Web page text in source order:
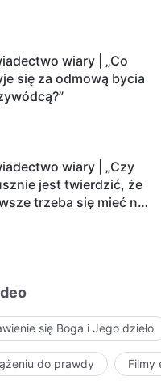
wiary | „Co
się za odmową bycia
wiary | „Czy
jest twierdzić, że
trzeba się mieć na
się Boga i Jego dzieło
do prawdy Filmy